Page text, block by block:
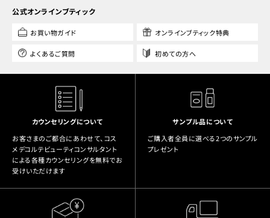
公式オンラインブティック
お買い物ガイド オンラインブティック特典
よくあるご質問 初めての方へ
カウンセリングについて
お客さまのご都合にあわせて、コス
メデコルテビューティコンサルタント
による各種カウンセリングを無料でお
受けいただけます
サンプル品について
ご購入者全員に選べる2つのサンプル
プレゼント